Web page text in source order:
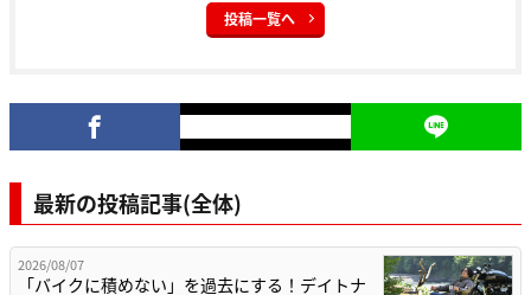
投稿一覧へ
最新の投稿記事(全体)
2026/08/07
「バイクに積めない」を過去にする！デイトナ